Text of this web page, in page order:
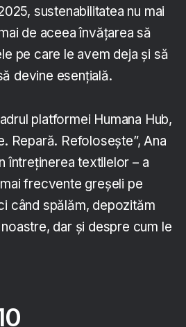
sustenabilitatea nu mai
de aceea învățarea să
pe care le avem deja și să
devine esențială.
platformei Humana Hub,
Repară. Refolosește”, Ana
întreținerea textilelor – a
frecvente greșeli pe
când spălăm, depozităm
dar și despre cum le